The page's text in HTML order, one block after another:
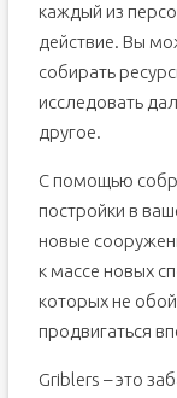
каждый из
действие. Вы
собирать
исследовать
другое.
С помощью
постройки в
новые
к массе новых
которых не
продвигаться
Griblers – это